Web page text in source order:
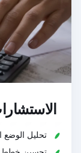
تحليل الوضع